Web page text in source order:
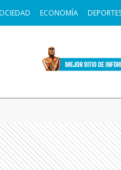
ECONOMÍA